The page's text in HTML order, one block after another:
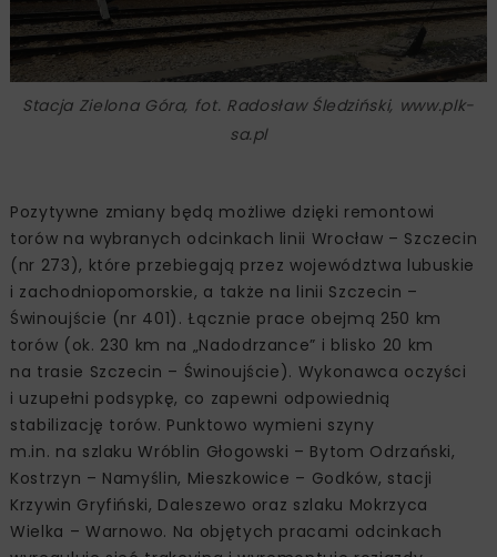
Stacja Zielona Góra, fot. Radosław Śledziński, www.plk-
sa.pl
Pozytywne zmiany będą możliwe dzięki remontowi
torów na wybranych odcinkach linii Wrocław – Szczecin
(nr 273), które przebiegają przez województwa lubuskie
i zachodniopomorskie, a także na linii Szczecin –
Świnoujście (nr 401). Łącznie prace obejmą 250 km
torów (ok. 230 km na „Nadodrzance” i blisko 20 km
na trasie Szczecin – Świnoujście). Wykonawca oczyści
i uzupełni podsypkę, co zapewni odpowiednią
stabilizację torów. Punktowo wymieni szyny
m.in. na szlaku Wróblin Głogowski – Bytom Odrzański,
Kostrzyn – Namyślin, Mieszkowice – Godków, stacji
Krzywin Gryfiński, Daleszewo oraz szlaku Mokrzyca
Wielka – Warnowo. Na objętych pracami odcinkach